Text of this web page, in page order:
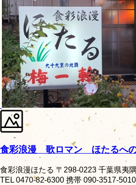
食彩浪漫 歌ロマン ほたるへ
食彩浪漫ほたる 〒298-0223 千葉県夷
TEL 0470-82-6300 携帯 090-3517-